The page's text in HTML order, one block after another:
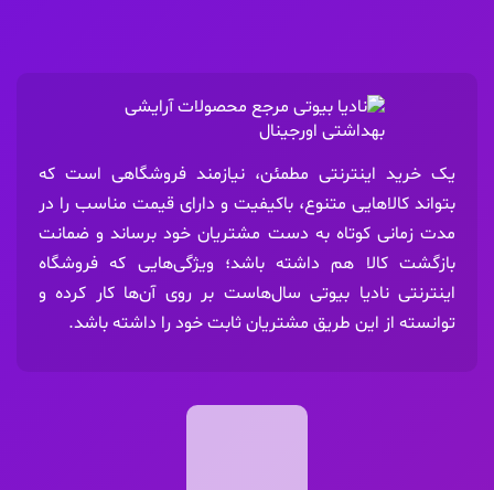
یک خرید اینترنتی مطمئن، نیازمند فروشگاهی است که
بتواند کالاهایی متنوع، باکیفیت و دارای قیمت مناسب را در
مدت زمانی کوتاه به دست مشتریان خود برساند و ضمانت
بازگشت کالا هم داشته باشد؛ ویژگی‌هایی که فروشگاه
اینترنتی نادیا بیوتی سال‌هاست بر روی آن‌ها کار کرده و
توانسته از این طریق مشتریان ثابت خود را داشته باشد.